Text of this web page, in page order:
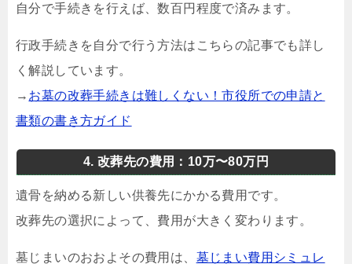
自分で手続きを行えば、数百円程度で済みます。
行政手続きを自分で行う方法はこちらの記事でも詳し
く解説しています。
→ お墓の改葬手続きは難しくない！市役所での申請と
書類の書き方ガイド
4. 改葬先の費用：10万〜80万円
遺骨を納める新しい供養先にかかる費用です。
改葬先の選択によって、費用が大きく変わります。
墓じまいのおおよその費用は、 墓じまい費用シミュレ